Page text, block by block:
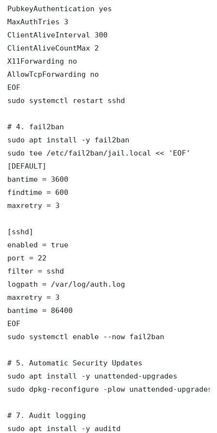
PubkeyAuthentication yes
MaxAuthTries 3
ClientAliveInterval 300
ClientAliveCountMax 2
X11Forwarding no
AllowTcpForwarding no
EOF
sudo systemctl restart sshd
# 4. fail2ban
sudo apt install -y fail2ban
sudo tee /etc/fail2ban/jail.local << 'EOF'
[DEFAULT]
bantime = 3600
findtime = 600
maxretry = 3
[sshd]
enabled = true
port = 22
filter = sshd
logpath = /var/log/auth.log
maxretry = 3
bantime = 86400
EOF
sudo systemctl enable --now fail2ban
# 5. Automatic Security Updates
sudo apt install -y unattended-upgrades
sudo dpkg-reconfigure -plow unattended-upgrades
# 7. Audit logging
sudo apt install -y auditd